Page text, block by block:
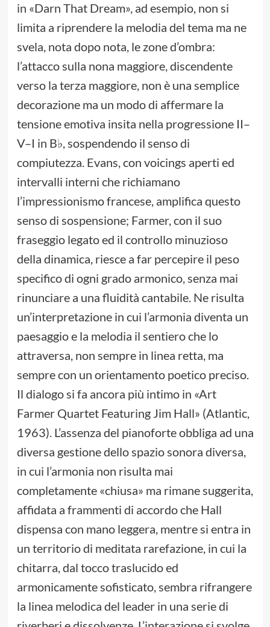
in «Darn That Dream», ad esempio, non si
limita a riprendere la melodia del tema ma ne
svela, nota dopo nota, le zone d’ombra:
l’attacco sulla nona maggiore, discendente
verso la terza maggiore, non è una semplice
decorazione ma un modo di affermare la
tensione emotiva insita nella progressione II–
V–I in B♭, sospendendo il senso di
compiutezza. Evans, con voicings aperti ed
intervalli interni che richiamano
l’impressionismo francese, amplifica questo
senso di sospensione; Farmer, con il suo
fraseggio legato ed il controllo minuzioso
della dinamica, riesce a far percepire il peso
specifico di ogni grado armonico, senza mai
rinunciare a una fluidità cantabile. Ne risulta
un’interpretazione in cui l’armonia diventa un
paesaggio e la melodia il sentiero che lo
attraversa, non sempre in linea retta, ma
sempre con un orientamento poetico preciso.
Il dialogo si fa ancora più intimo in «Art
Farmer Quartet Featuring Jim Hall» (Atlantic,
1963). L’assenza del pianoforte obbliga ad una
diversa gestione dello spazio sonora diversa,
in cui l’armonia non risulta mai
completamente «chiusa» ma rimane suggerita,
affidata a frammenti di accordo che Hall
dispensa con mano leggera, mentre si entra in
un territorio di meditata rarefazione, in cui la
chitarra, dal tocco traslucido ed
armonicamente sofisticato, sembra rifrangere
la linea melodica del leader in una serie di